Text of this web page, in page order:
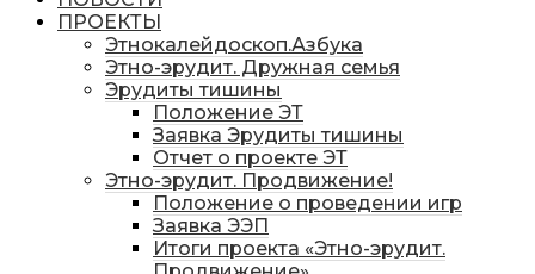
командная ассоциация"
ПРОЕКТЫ
Этнокалейдоскоп.Азбука
Этно-эрудит. Дружная семья
Эрудиты тишины
Положение ЭТ
Заявка Эрудиты тишины
Отчет о проекте ЭТ
Этно-эрудит. Продвижение!
Положение о проведении игр
Заявка ЭЭП
Итоги проекта «Этно-эрудит.